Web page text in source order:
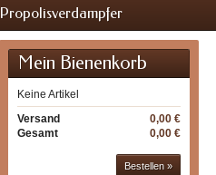
Propolisverdampfer
Mein Bienenkorb
Keine Artikel
0,00 €
Versand
0,00 €
Gesamt
Bestellen »